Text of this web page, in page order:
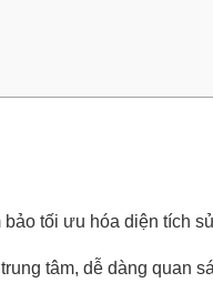
tối ưu hóa diện tích
tâm, dễ dàng quan